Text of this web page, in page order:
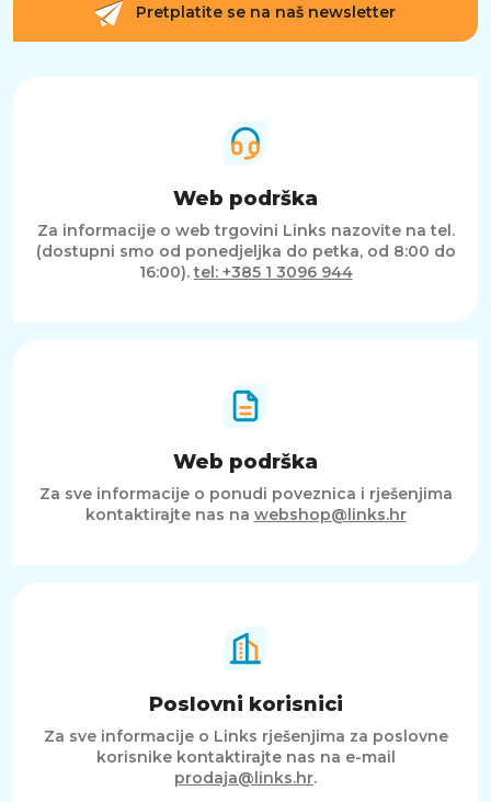
Pretplatite se na naš newsletter
Web podrška
Za informacije o web trgovini Links nazovite na tel.
(dostupni smo od ponedjeljka do petka, od 8:00 do
16:00).tel: +385 1 3096 944
Web podrška
Za sve informacije o ponudi poveznica i rješenjima
kontaktirajte nas na webshop@links.hr
Poslovni korisnici
Za sve informacije o Links rješenjima za poslovne
korisnike kontaktirajte nas na e-mail
prodaja@links.hr.